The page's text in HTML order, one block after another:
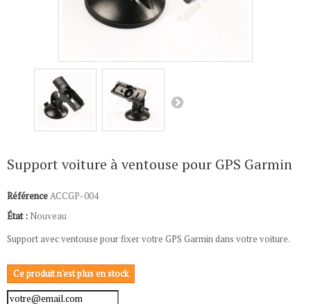
Support voiture à ventouse pour GPS Garmin
RéférenceACCGP-004
État : Nouveau
Support avec ventouse pour fixer votre GPS Garmin dans votre voiture.
Ce produit n'est plus en stock